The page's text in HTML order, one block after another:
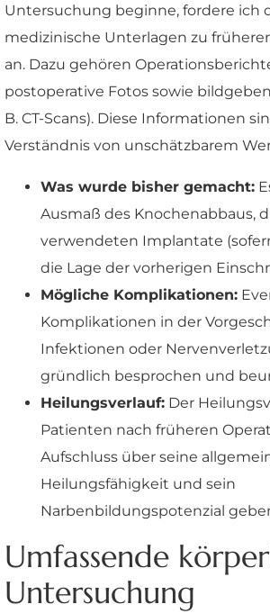
Untersuchung beginne, fordere ich
medizinische Unterlagen zu
an. Dazu gehören
postoperative Fotos sowie
B. CT-Scans). Diese Informationen
Verständnis von unschätzbarem
Was wurde bisher gemacht:
Ausmaß des Knochenabbaus,
verwendeten Implantate
die Lage der vorherigen
Mögliche Komplikationen:
Komplikationen in der
Infektionen oder
gründlich besprochen und
Heilungsverlauf: Der
Patienten nach früheren
Aufschluss über seine
Heilungsfähigkeit und sein
Narbenbildungspotenzial
Umfassende
Untersuchung